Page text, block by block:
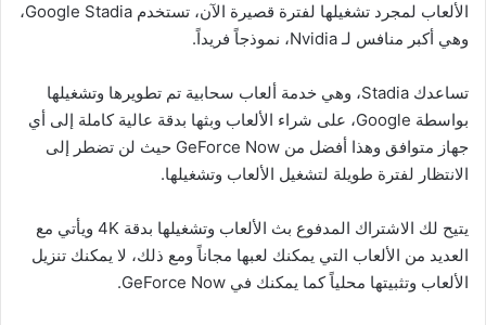
الألعاب لمجرد تشغيلها لفترة قصيرة الآن، تستخدم Google Stadia،
وهي أكبر منافس لـ Nvidia، نموذجاً فريداً.
تساعدك Stadia، وهي خدمة ألعاب سحابية تم تطويرها وتشغيلها
بواسطة Google، على شراء الألعاب وبثها بدقة عالية كاملة إلى أي
جهاز متوافق وهذا أفضل من GeForce Now حيث لن تضطر إلى
الانتظار لفترة طويلة لتشغيل الألعاب وتشغيلها.
يتيح لك الاشتراك المدفوع بث الألعاب وتشغيلها بدقة 4K ويأتي مع
العديد من الألعاب التي يمكنك لعبها مجاناً ومع ذلك، لا يمكنك تنزيل
الألعاب وتثبيتها محلياً كما يمكنك في GeForce Now.